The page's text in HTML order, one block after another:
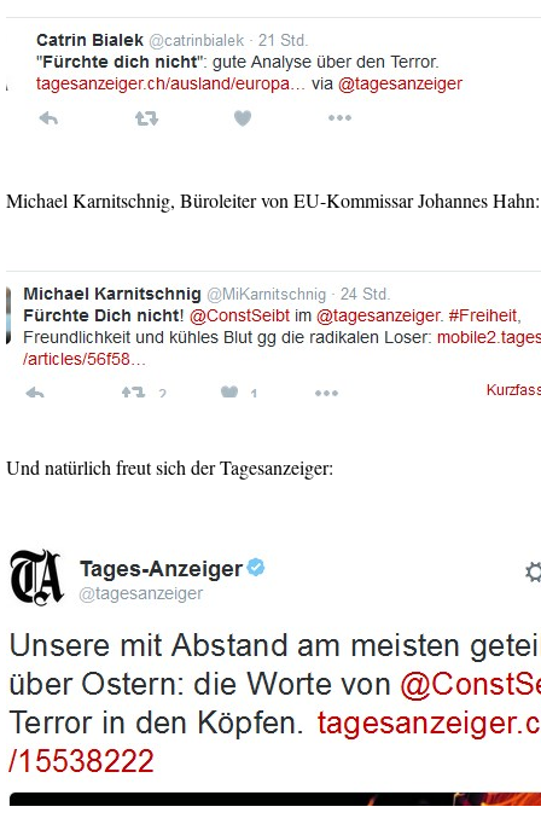
Michael Karnitschnig, Büroleiter von EU-Kommissar Johannes Hahn:
Und natürlich freut sich der Tagesanzeiger: